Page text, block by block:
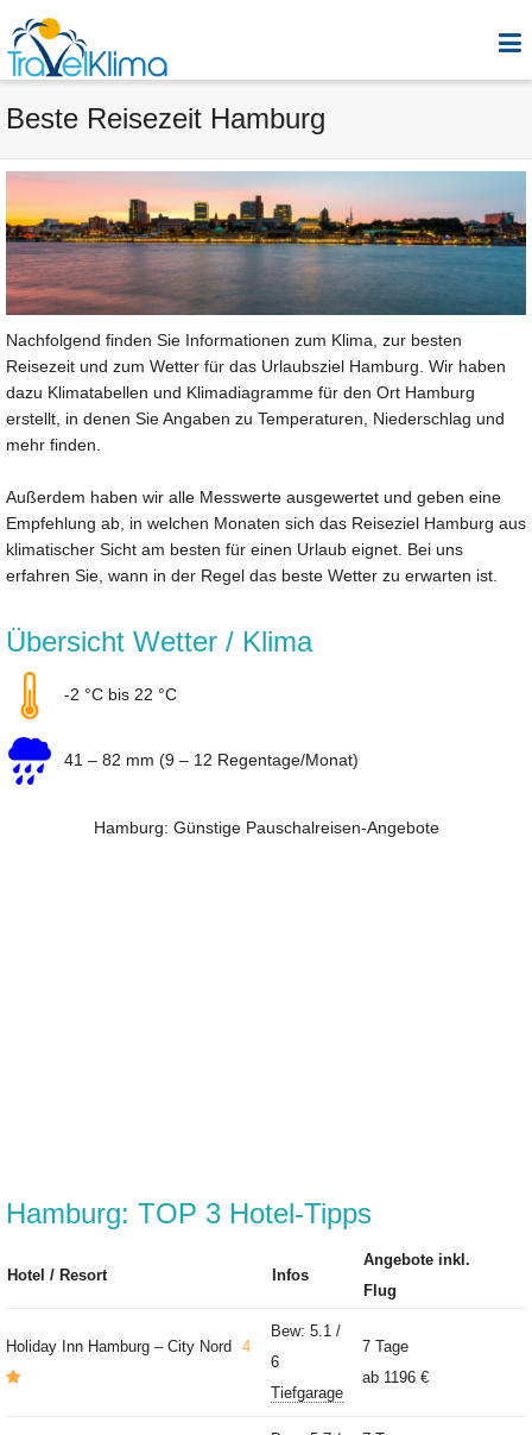
Beste Reisezeit Hamburg
Nachfolgend finden Sie Informationen zum Klima, zur besten
Reisezeit und zum Wetter für das Urlaubsziel Hamburg. Wir haben
dazu Klimatabellen und Klimadiagramme für den Ort Hamburg
erstellt, in denen Sie Angaben zu Temperaturen, Niederschlag und
mehr finden.
Außerdem haben wir alle Messwerte ausgewertet und geben eine
Empfehlung ab, in welchen Monaten sich das Reiseziel Hamburg aus
klimatischer Sicht am besten für einen Urlaub eignet. Bei uns
erfahren Sie, wann in der Regel das beste Wetter zu erwarten ist.
Übersicht Wetter / Klima
-2 °C bis 22 °C
41 – 82 mm (9 – 12 Regentage/Monat)
Hamburg: Günstige Pauschalreisen-Angebote
Hamburg: TOP 3 Hotel-Tipps
Hotel / Resort Infos
Angebote inkl.
Flug
Holiday Inn Hamburg – City Nord 4
Bew: 5.1 /
6
Tiefgarage
7 Tage
ab 1196 €